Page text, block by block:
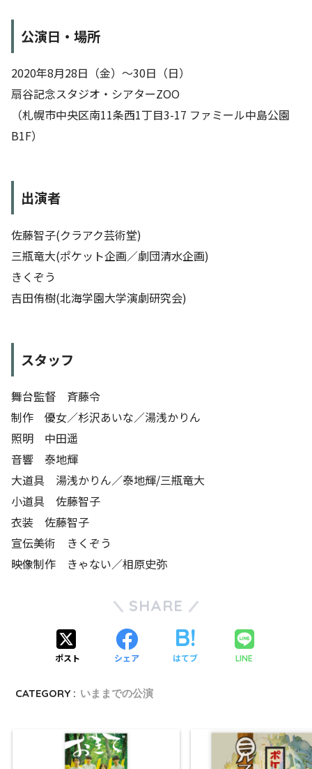
公演日・場所
2020年8月28日（金）〜30日（日）
扇谷記念スタジオ・シアターZOO
（札幌市中央区南11条西1丁目3-17 ファミール中島公園
B1F）
出演者
佐藤智子(クラアク芸術堂)
三瓶竜大(ポケット企画／劇団清水企画)
きくぞう
吉田侑樹(北海学園大学演劇研究会)
スタッフ
舞台監督 斉藤令
制作 優女／杉沢あいな／湯浅かりん
照明 中田遥
音響 泰地輝
大道具 湯浅かりん／泰地輝/三瓶竜大
小道具 佐藤智子
衣装 佐藤智子
宣伝美術 きくぞう
映像制作 きゃない／相原史弥
SHARE
ポスト シェア はてブ LINE
CATEGORY : いままでの公演